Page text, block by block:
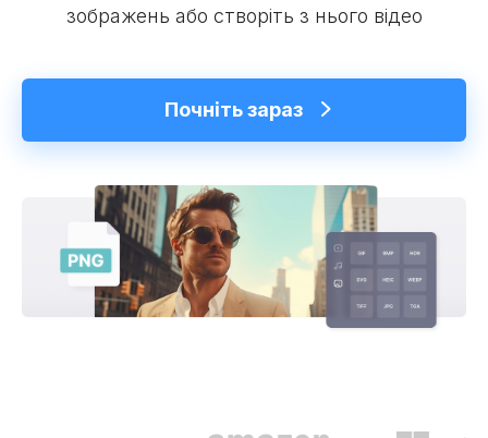
зображень або створіть з нього відео
Почніть зараз